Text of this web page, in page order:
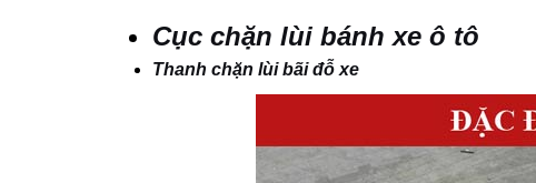
Cục chặn lùi bánh xe ô tô
Thanh chặn lùi bãi đỗ xe